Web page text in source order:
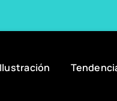
Ilustración